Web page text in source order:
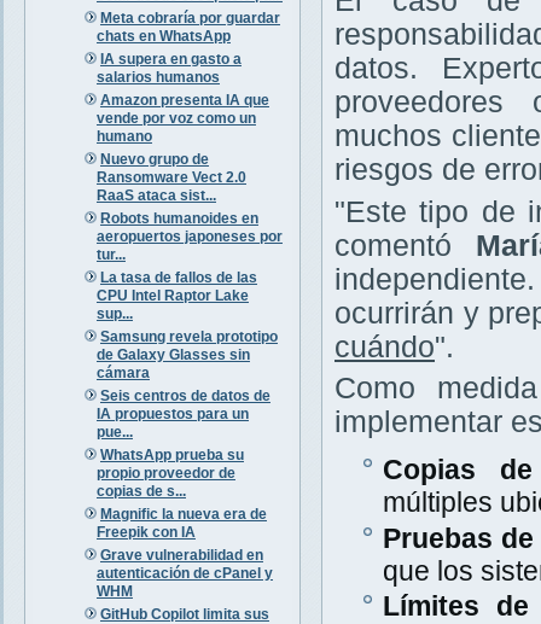
Meta cobraría por guardar
chats en WhatsApp
IA supera en gasto a
salarios humanos
Amazon presenta IA que
vende por voz como un
humano
Nuevo grupo de
Ransomware Vect 2.0
RaaS ataca sist...
Robots humanoides en
aeropuertos japoneses por
tur...
La tasa de fallos de las
CPU Intel Raptor Lake
sup...
Samsung revela prototipo
de Galaxy Glasses sin
cámara
Seis centros de datos de
IA propuestos para un
pue...
WhatsApp prueba su
propio proveedor de
copias de s...
Magnific la nueva era de
Freepik con IA
Grave vulnerabilidad en
autenticación de cPanel y
WHM
GitHub Copilot limita sus
datos.
proveedores
muchos
riesgos de
"Este tipo de
comentó
ocurrirán y
cuándo".
Como
implementar
Copias de
múltiples
Pruebas
que los
Límites